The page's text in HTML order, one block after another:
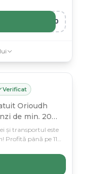
I20
Verificat
Orioudh
de min. 200
și transportul este
Profită până pe 11